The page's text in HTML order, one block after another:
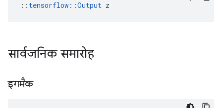
:: tensorflow::Output z
सार्वजनिक समारोह
इगमैक